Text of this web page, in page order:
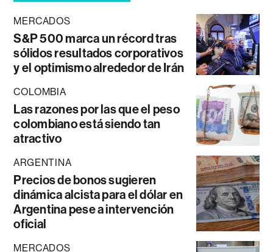
MERCADOS
S&P 500 marca un récord tras
sólidos resultados corporativos
y el optimismo alrededor de Irán
COLOMBIA
Las razones por las que el peso
colombiano está siendo tan
atractivo
ARGENTINA
Precios de bonos sugieren
dinámica alcista para el dólar en
Argentina pese a intervención
oficial
MERCADOS